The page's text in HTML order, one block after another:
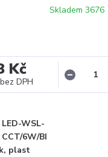
Skladem 3676
Kč
bez DPH
LED-WSL-
CCT/6W/BI
plast